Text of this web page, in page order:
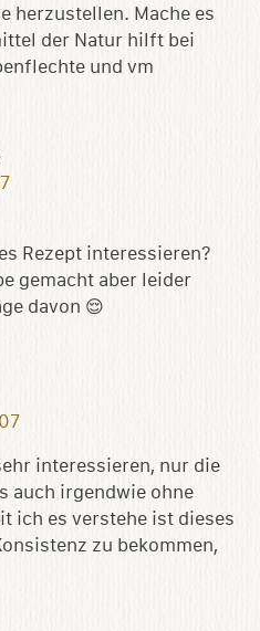
herzustellen. Mache es
der Natur hilft bei
und vm
Rezept interessieren?
gemacht aber leider
davon 😌
interessieren, nur die
auch irgendwie ohne
ich es verstehe ist dieses
zu bekommen,